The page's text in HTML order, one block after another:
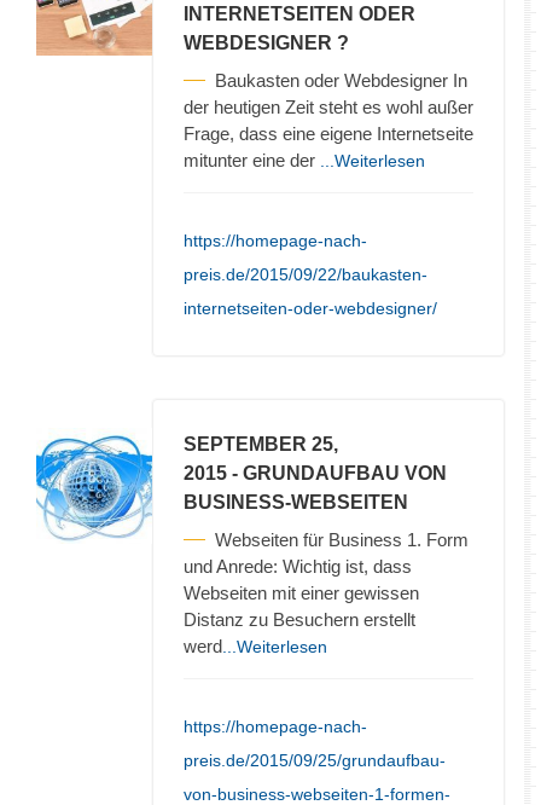
INTERNETSEITEN ODER
WEBDESIGNER ?
Baukasten oder Webdesigner In
der heutigen Zeit steht es wohl außer
Frage, dass eine eigene Internetseite
mitunter eine der
...Weiterlesen
https://homepage-nach-
preis.de/2015/09/22/baukasten-
internetseiten-oder-webdesigner/
SEPTEMBER 25,
2015 - GRUNDAUFBAU VON
BUSINESS-WEBSEITEN
Webseiten für Business 1. Form
und Anrede: Wichtig ist, dass
Webseiten mit einer gewissen
Distanz zu Besuchern erstellt
werd ...Weiterlesen
https://homepage-nach-
preis.de/2015/09/25/grundaufbau-
von-business-webseiten-1-formen-